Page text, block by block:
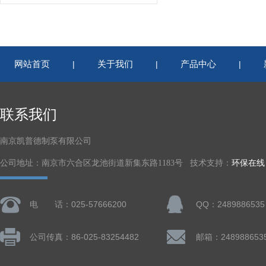
网站首页 | 关于我们 | 产品中心 |
联系我们
南京凯普德制泵有限公司
公司地址：南京市六合区龙池街道新集东路1183号 技术支持： 环保在线
电 话：025-57666200 QQ：2489886535
公司传真：86-025-83254482 邮箱：